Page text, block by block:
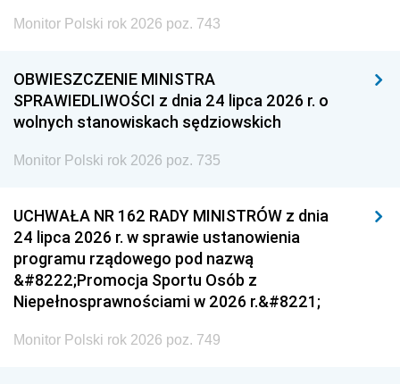
Monitor Polski rok 2026 poz. 743
OBWIESZCZENIE MINISTRA
SPRAWIEDLIWOŚCI z dnia 24 lipca 2026 r. o
wolnych stanowiskach sędziowskich
Monitor Polski rok 2026 poz. 735
UCHWAŁA NR 162 RADY MINISTRÓW z dnia
24 lipca 2026 r. w sprawie ustanowienia
programu rządowego pod nazwą
&#8222;Promocja Sportu Osób z
Niepełnosprawnościami w 2026 r.&#8221;
Monitor Polski rok 2026 poz. 749